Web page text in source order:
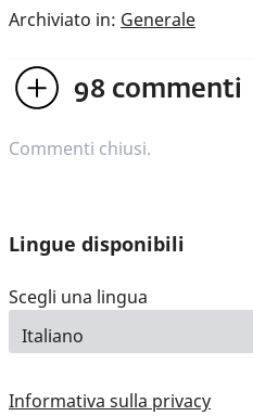
Archiviato in: Generale
98 commenti
Commenti chiusi.
Lingue disponibili
Scegli una lingua
Informativa sulla privacy